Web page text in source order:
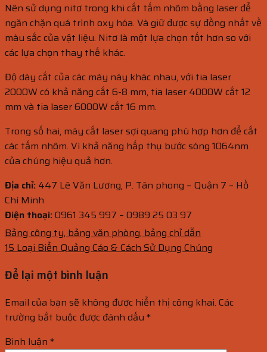
Nên sử dụng nitơ trong khi cắt tấm nhôm bằng laser để
ngăn chặn quá trình oxy hóa. Và giữ được sự đồng nhất về
màu sắc của vật liệu. Nitơ là một lựa chọn tốt hơn so với
các lựa chọn thay thế khác.
Độ dày cắt của các máy này khác nhau, với tia laser
2000W có khả năng cắt 6-8 mm, tia laser 4000W cắt 12
mm và tia laser 6000W cắt 16 mm.
Trong số hai, máy cắt laser sợi quang phù hợp hơn để cắt
các tấm nhôm. Vì khả năng hấp thụ bước sóng 1064nm
của chúng hiệu quả hơn.
Địa chỉ: 447 Lê Văn Lương, P. Tân phong – Quận 7 – Hồ
Chí Minh
Điện thoại:0961 345 997 – 0989 25 03 97
Bảng công ty, bảng văn phòng, bảng chỉ dẫn
15 Loại Biển Quảng Cáo & Cách Sử Dụng Chúng
Để lại một bình luận
Email của bạn sẽ không được hiển thị công khai. Các
trường bắt buộc được đánh dấu *
Bình luận *